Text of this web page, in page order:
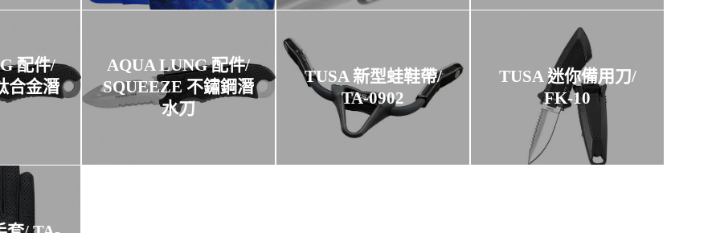
配件/
合金潛
AQUA LUNG 配件/
SQUEEZE 不鏽鋼潛
水刀
TUSA 新型蛙鞋帶/
TA-0902
TUSA 迷你備用刀/
FK-10